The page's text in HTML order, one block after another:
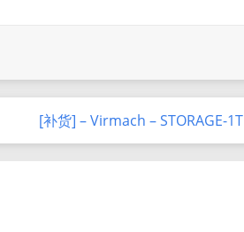
[补货] – Virmach – STORAGE-1T